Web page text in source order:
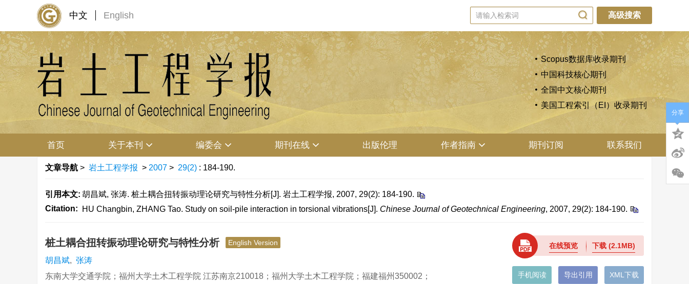
中文 English 高级搜索
Scopus数据库收录期刊
中国科技核心期刊
全国中文核心期刊
美国工程索引（EI）收录期刊
首页 关于本刊 编委会 期刊在线 出版伦理 作者指南 期刊订阅 联系我们
文章导航 > 岩土工程学报 > 2007 > 29(2) : 184-190.
引用本文: 胡昌斌, 张涛. 桩土耦合扭转振动理论研究与特性分析[J]. 岩土工程学报, 2007, 29(2): 184-190.
Citation:
HU Changbin, ZHANG Tao. Study on soil-pile interaction in torsional vibrations[J]. Chinese Journal of Geotechnical Engineering, 2007, 29(2): 184-190.
桩土耦合扭转振动理论研究与特性分析 English Version
胡昌斌, 张涛
东南大学交通学院；福州大学土木工程学院 江苏南京210018；福州大学土木工程学院；福建福州350002；
在线预览 下载(2.1MB)
手机阅读 导出引用 XML下载
分享